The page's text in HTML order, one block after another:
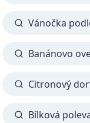
Vánočka
Banánovo
Citronový
Bílková